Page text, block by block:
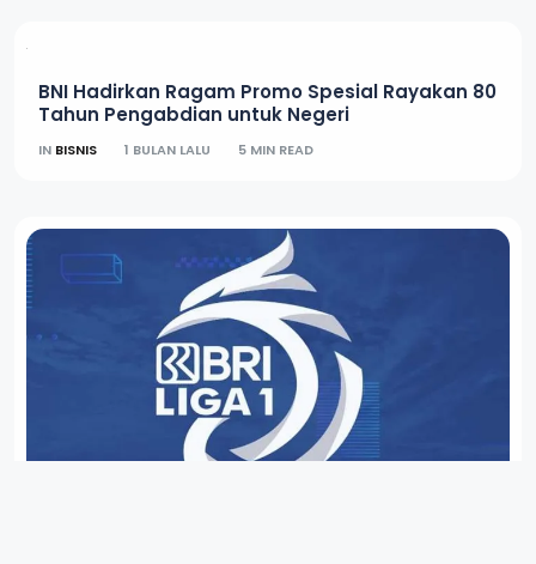
BNI Hadirkan Ragam Promo Spesial Rayakan 80
Tahun Pengabdian untuk Negeri
1 BULAN LALU 5 MIN READ